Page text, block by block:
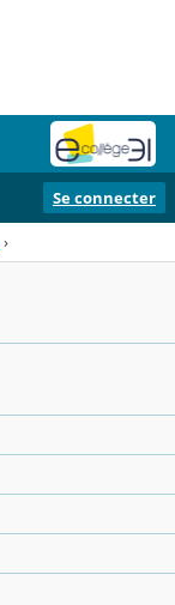
Se connecter
›